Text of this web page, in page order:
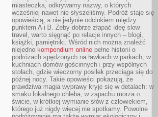
miasteczka, odkrywamy nazwy, o których
wcześniej nawet nie słyszeliśmy. Podróż staje się
opowieścią, a nie jedynie odcinkiem między
punktem A i B. Żeby dobrze złapać ideę slow
travel, warto sięgnąć po relacje innych – blogi,
książki, pamiętniki. Wśród nich można znaleźć
niejedno kompendium online pełne historii o
podróżach spędzonych na ławkach w parkach, w
kuchniach domów gościnnych i przy wspólnych
stołach, gdzie wieczorny posiłek przeciąga się do
późnej nocy. Takie opowieści pokazują, że
prawdziwa magia wyprawy kryje się w detalach: w
smaku lokalnego chleba, w zapachu morza o
świcie, w krótkiej wymianie słów z człowiekiem,
którego już nigdy więcej nie spotkamy. Powolne